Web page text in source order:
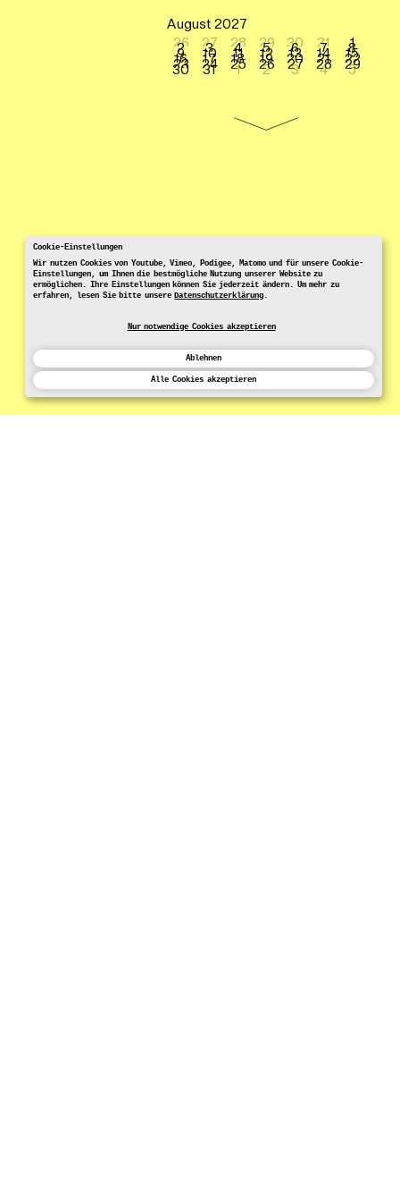
Cookie-Einstellungen
Wir nutzen Cookies von Youtube, Vimeo, Podigee, Matomo und für unsere Cookie-
Einstellungen, um Ihnen die bestmögliche Nutzung unserer Website zu
ermöglichen. Ihre Einstellungen können Sie jederzeit ändern. Um mehr zu
erfahren, lesen Sie bitte unsereDatenschutzerklärung.
Nur notwendige Cookies akzeptieren
Ablehnen
Alle Cookies akzeptieren
August 2027
26
27 28 29 30 31 1
2 3 4 5 6 7 8
9 10 11 12 13 14 15
16 17 18 19 20 21 22
23 24 25 26 27 28 29
30 31 1 2 3 4 5